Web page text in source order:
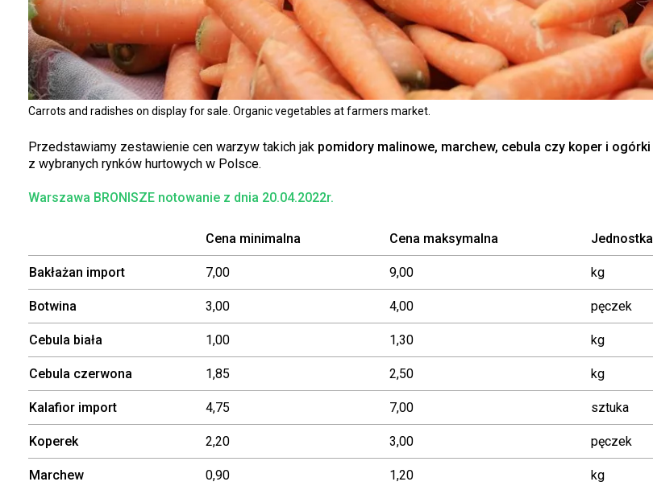
Carrots and radishes on display for sale. Organic vegetables at farmers market.
Przedstawiamy zestawienie cen warzyw takich jakpomidory malinowe, marchew, cebula czy koper i ogórki
z wybranych rynków hurtowych w Polsce.
Warszawa BRONISZE notowanie z dnia 20.04.2022r.
Cena minimalna Cena maksymalna Jednostka
Bakłażan import 7,00 9,00 kg
Botwina 3,00 4,00 pęczek
Cebula biała 1,00 1,30 kg
Cebula czerwona 1,85 2,50 kg
Kalafior import 4,75 7,00 sztuka
Koperek 2,20 3,00 pęczek
Marchew 0,90 1,20 kg